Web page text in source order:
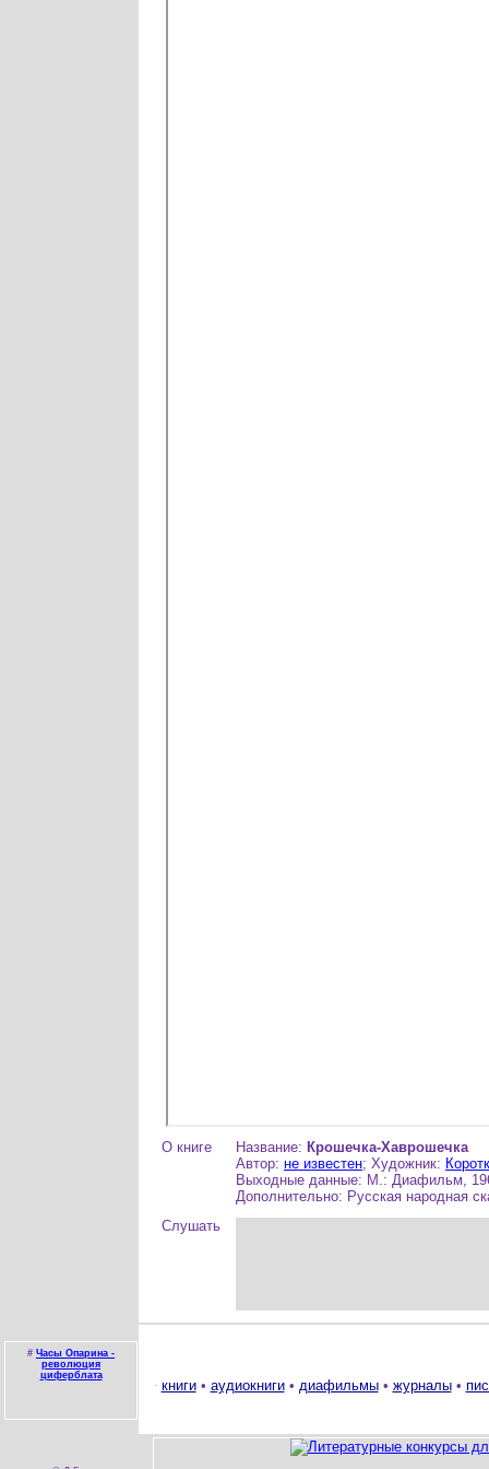
О книге Название: Крошечка-Хаврошечка
Автор: не известен; Художник:
Выходные данные: М.: Диафильм,
Дополнительно: Русская народная
Слушать
# Часы Опарина -
революция
циферблата
книги• аудиокниги• диафильмы• журналы•